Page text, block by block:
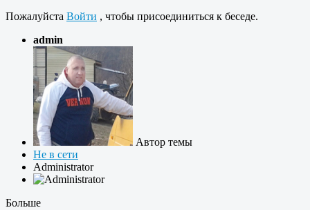
Пожалуйста Войти , чтобы присоединиться к беседе.
admin
Автор темы
Не в сети
Administrator
Больше